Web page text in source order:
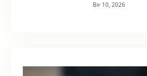
Bir 10, 2026